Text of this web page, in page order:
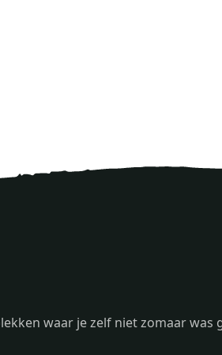
waar je zelf niet zomaar was